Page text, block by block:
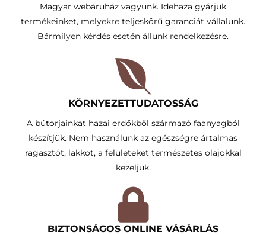
Magyar webáruház vagyunk. Idehaza gyárjuk
termékeinket, melyekre teljeskörű garanciát vállalunk.
Bármilyen kérdés esetén állunk rendelkezésre.
KÖRNYEZETTUDATOSSÁG​
A bútorjainkat hazai erdőkből származó faanyagból
készítjük. Nem használunk az egészségre ártalmas
ragasztót, lakkot, a felületeket természetes olajokkal
kezeljük.
BIZTONSÁGOS ONLINE VÁSÁRLÁS